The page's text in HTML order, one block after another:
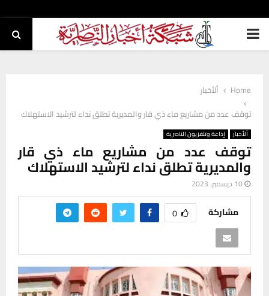
PRIMARY
Home
ألأخبار
توقف عدد من مشاريع ماء ذي قار والمديرية تطلق نداء لترشيد الاستهلاك
ألأخبار إذاعة وتلفزيون الناصرية
توقف عدد من مشاريع ماء ذي قار
والمديرية تطلق نداء لترشيد الاستهلاك
10 ديسمبر، 2023
مشاركة 0